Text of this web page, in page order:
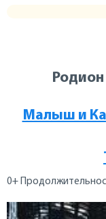
Малыш и
0+